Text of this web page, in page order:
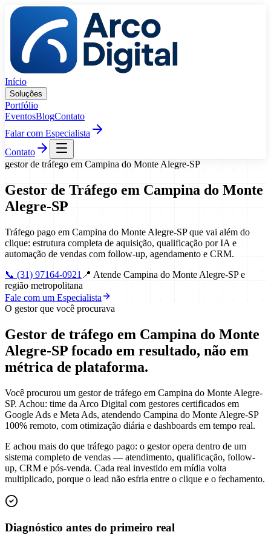
Pular para o conteúdo
Início
Soluções
Portfólio
EventosBlogContato
Falar com Especialista
Contato
gestor de tráfego em Campina do Monte Alegre-SP
Gestor de Tráfego em Campina do Monte
Alegre-SP
Tráfego pago em Campina do Monte Alegre-SP que vai além do
clique: estrutura completa de aquisição, qualificação por IA e
automação de vendas com follow-up, agendamento e CRM.
📞 (31) 97164-0921 📍 Atende Campina do Monte Alegre-SP e
região metropolitana
Fale com um Especialista
O gestor que você procurava
Gestor de tráfego em Campina do Monte
Alegre-SP focado em resultado, não em
métrica de plataforma.
Você procurou um gestor de tráfego em Campina do Monte Alegre-
SP. Achou: time da Arco Digital com gestores certificados em
Google Ads e Meta Ads, atendendo Campina do Monte Alegre-SP
100% remoto, com otimização diária e dashboards em tempo real.
E achou mais do que tráfego pago: o gestor opera dentro de um
sistema completo de vendas — atendimento, qualificação, follow-
up, CRM e pós-venda. Cada real investido em mídia volta
multiplicado, porque o lead não esfria entre o clique e o fechamento.
Diagnóstico antes do primeiro real